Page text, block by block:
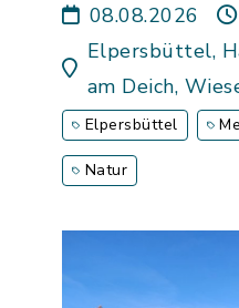
08.08.2026
Elpersbüttel,
am Deich,
Elpersbüttel
Natur